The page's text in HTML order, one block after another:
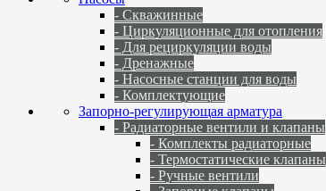
- Скважинные
- Циркуляционные для отопления
- Для рециркуляции воды
- Дренажные
- Насосные станции для воды
- Комплектующие
Запорно-регулирующая арматура
- Радиаторные вентили и клапаны
- Комплекты радиаторные
- Термостатические клапаны
- Ручные вентили